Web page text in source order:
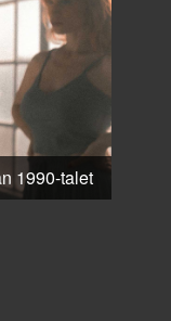
1990-talet